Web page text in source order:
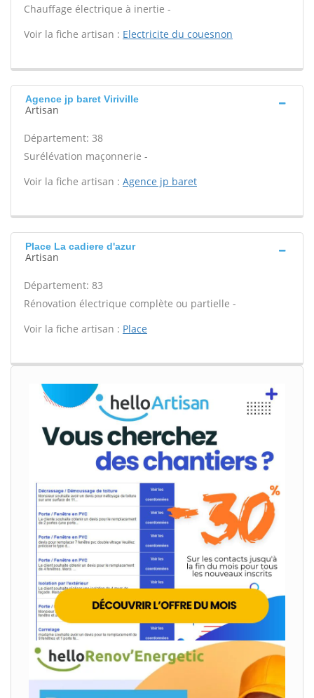
Chauffage électrique à inertie -
Voir la fiche artisan : Electricite du couesnon
Agence jp baret Viriville
Artisan
Département: 38
Surélévation maçonnerie -
Voir la fiche artisan : Agence jp baret
Place La cadiere d'azur
Artisan
Département: 83
Rénovation électrique complète ou partielle -
Voir la fiche artisan : Place